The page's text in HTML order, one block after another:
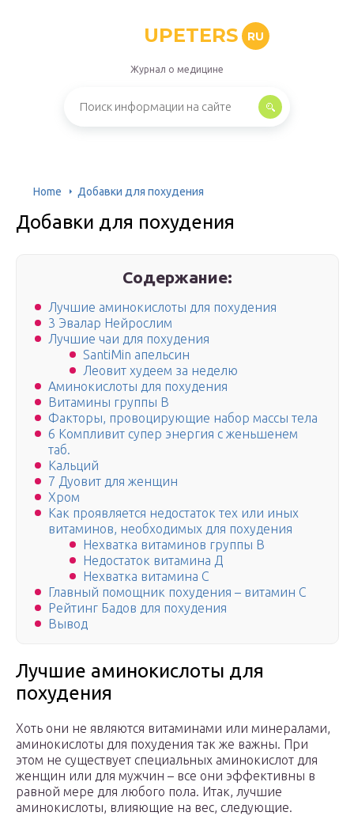
UPETERS RU
Журнал о медицине
Home Добавки для похудения
Добавки для похудения
Содержание:
Лучшие аминокислоты для похудения
3 Эвалар Нейрослим
Лучшие чаи для похудения
SantiMin апельсин
Леовит худеем за неделю
Аминокислоты для похудения
Витамины группы В
Факторы, провоцирующие набор массы тела
6 Компливит супер энергия с женьшенем
таб.
Кальций
7 Дуовит для женщин
Хром
Как проявляется недостаток тех или иных
витаминов, необходимых для похудения
Нехватка витаминов группы В
Недостаток витамина Д
Нехватка витамина С
Главный помощник похудения – витамин C
Рейтинг Бадов для похудения
Вывод
Лучшие аминокислоты для
похудения
Хоть они не являются витаминами или минералами,
аминокислоты для похудения так же важны. При
этом не существует специальных аминокислот для
женщин или для мужчин – все они эффективны в
равной мере для любого пола. Итак, лучшие
аминокислоты, влияющие на вес, следующие.